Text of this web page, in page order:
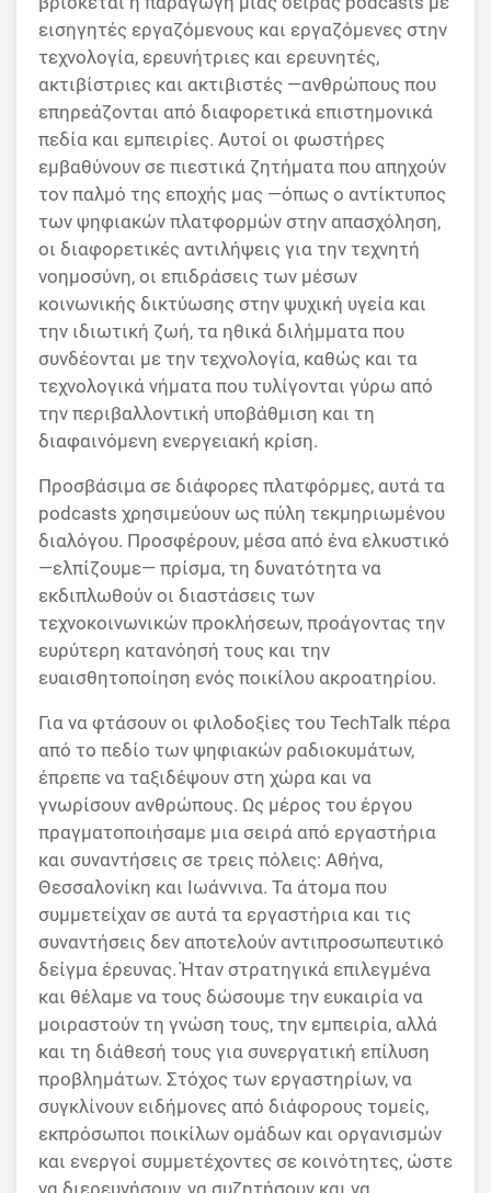
εισηγητές εργαζόμενους και εργαζόμενες στην
τεχνολογία, ερευνήτριες και ερευνητές,
ακτιβίστριες και ακτιβιστές —ανθρώπους που
επηρεάζονται από διαφορετικά επιστημονικά
πεδία και εμπειρίες. Αυτοί οι φωστήρες
εμβαθύνουν σε πιεστικά ζητήματα που απηχούν
τον παλμό της εποχής μας —όπως ο αντίκτυπος
των ψηφιακών πλατφορμών στην απασχόληση,
οι διαφορετικές αντιλήψεις για την τεχνητή
νοημοσύνη, οι επιδράσεις των μέσων
κοινωνικής δικτύωσης στην ψυχική υγεία και
την ιδιωτική ζωή, τα ηθικά διλήμματα που
συνδέονται με την τεχνολογία, καθώς και τα
τεχνολογικά νήματα που τυλίγονται γύρω από
την περιβαλλοντική υποβάθμιση και τη
διαφαινόμενη ενεργειακή κρίση.
Προσβάσιμα σε διάφορες πλατφόρμες, αυτά τα
podcasts χρησιμεύουν ως πύλη τεκμηριωμένου
διαλόγου. Προσφέρουν, μέσα από ένα ελκυστικό
—ελπίζουμε— πρίσμα, τη δυνατότητα να
εκδιπλωθούν οι διαστάσεις των
τεχνοκοινωνικών προκλήσεων, προάγοντας την
ευρύτερη κατανόησή τους και την
ευαισθητοποίηση ενός ποικίλου ακροατηρίου.
Για να φτάσουν οι φιλοδοξίες του TechTalk πέρα
από το πεδίο των ψηφιακών ραδιοκυμάτων,
έπρεπε να ταξιδέψουν στη χώρα και να
γνωρίσουν ανθρώπους. Ως μέρος του έργου
πραγματοποιήσαμε μια σειρά από εργαστήρια
και συναντήσεις σε τρεις πόλεις: Αθήνα,
Θεσσαλονίκη και Ιωάννινα. Τα άτομα που
συμμετείχαν σε αυτά τα εργαστήρια και τις
συναντήσεις δεν αποτελούν αντιπροσωπευτικό
δείγμα έρευνας. Ήταν στρατηγικά επιλεγμένα
και θέλαμε να τους δώσουμε την ευκαιρία να
μοιραστούν τη γνώση τους, την εμπειρία, αλλά
και τη διάθεσή τους για συνεργατική επίλυση
προβλημάτων. Στόχος των εργαστηρίων, να
συγκλίνουν ειδήμονες από διάφορους τομείς,
εκπρόσωποι ποικίλων ομάδων και οργανισμών
και ενεργοί συμμετέχοντες σε κοινότητες, ώστε
να διερευνήσουν, να συζητήσουν και να